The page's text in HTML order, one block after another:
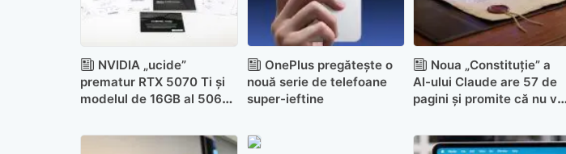
NVIDIA „ucide”
prematur RTX 5070 Ti și
modelul de 16GB al 5060
OnePlus pregătește o
nouă serie de telefoane
super-ieftine
Noua „Constituție” a
AI-ului Claude are 57 de
pagini și promite că nu va